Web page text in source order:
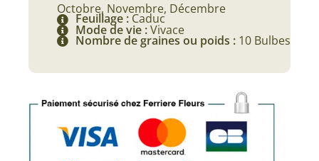
Octobre, Novembre, Décembre
Feuillage : Caduc
Mode de vie :Vivace
Nombre de graines ou poids : 10 Bulbes